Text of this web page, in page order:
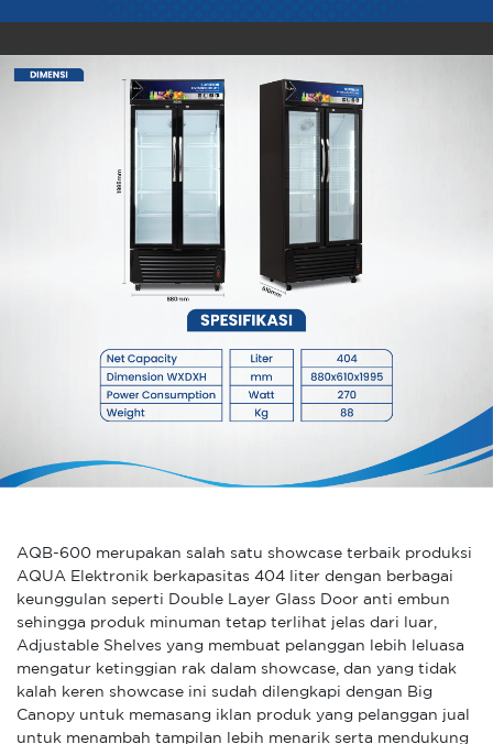
AQB-600 merupakan salah satu showcase terbaik produksi
AQUA Elektronik berkapasitas 404 liter dengan berbagai
keunggulan seperti Double Layer Glass Door anti embun
sehingga produk minuman tetap terlihat jelas dari luar,
Adjustable Shelves yang membuat pelanggan lebih leluasa
mengatur ketinggian rak dalam showcase, dan yang tidak
kalah keren showcase ini sudah dilengkapi dengan Big
Canopy untuk memasang iklan produk yang pelanggan jual
untuk menambah tampilan lebih menarik serta mendukung